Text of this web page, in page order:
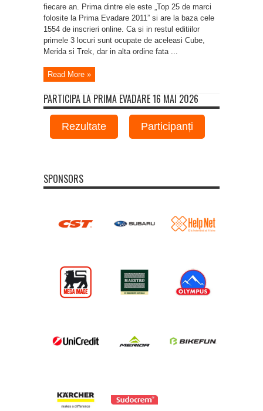
fiecare an. Prima dintre ele este „Top 25 de marci
folosite la Prima Evadare 2011” si are la baza cele
1554 de inscrieri online. Ca si in restul editiilor
primele 3 locuri sunt ocupate de aceleasi Cube,
Merida si Trek, dar in alta ordine fata ...
Read More »
PARTICIPA LA PRIMA EVADARE 16 MAI 2026
Rezultate Participanți
SPONSORS